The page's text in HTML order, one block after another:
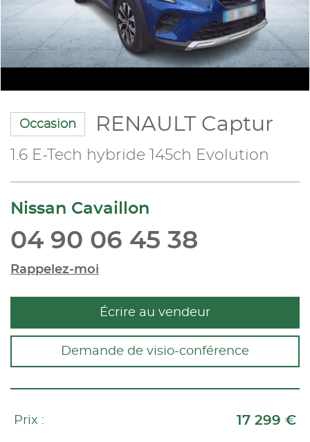
Occasion RENAULT Captur
1.6 E-Tech hybride 145ch Evolution
Nissan Cavaillon
04 90 06 45 38
Rappelez-moi
Écrire au vendeur
Demande de visio-conférence
Prix : 17 299 €